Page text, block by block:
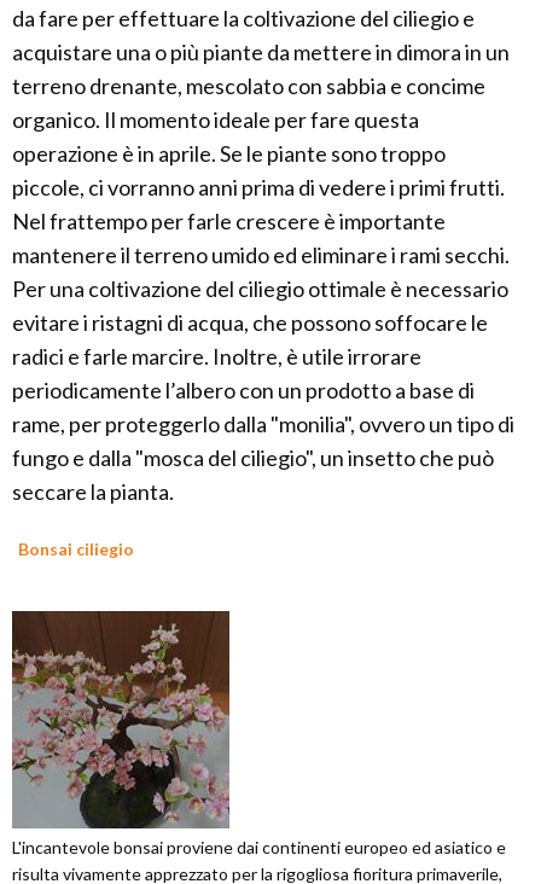
da fare per effettuare la coltivazione del ciliegio e
acquistare una o più piante da mettere in dimora in un
terreno drenante, mescolato con sabbia e concime
organico. Il momento ideale per fare questa
operazione è in aprile. Se le piante sono troppo
piccole, ci vorranno anni prima di vedere i primi frutti.
Nel frattempo per farle crescere è importante
mantenere il terreno umido ed eliminare i rami secchi.
Per una coltivazione del ciliegio ottimale è necessario
evitare i ristagni di acqua, che possono soffocare le
radici e farle marcire. Inoltre, è utile irrorare
periodicamente l’albero con un prodotto a base di
rame, per proteggerlo dalla "monilia", ovvero un tipo di
fungo e dalla "mosca del ciliegio", un insetto che può
seccare la pianta.
Bonsai ciliegio
L'incantevole bonsai proviene dai continenti europeo ed asiatico e
risulta vivamente apprezzato per la rigogliosa fioritura primaverile,